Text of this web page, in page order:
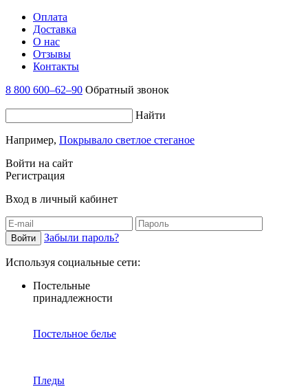
Оплата
Доставка
О нас
Отзывы
Контакты
8 800 600–62–90 Обратный звонок
Найти
Например, Покрывало светлое стеганое
Войти на сайт
Регистрация
Вход в личный кабинет
Забыли пароль?
Используя социальные сети:
Постельные
принадлежности
Постельное белье
Пледы